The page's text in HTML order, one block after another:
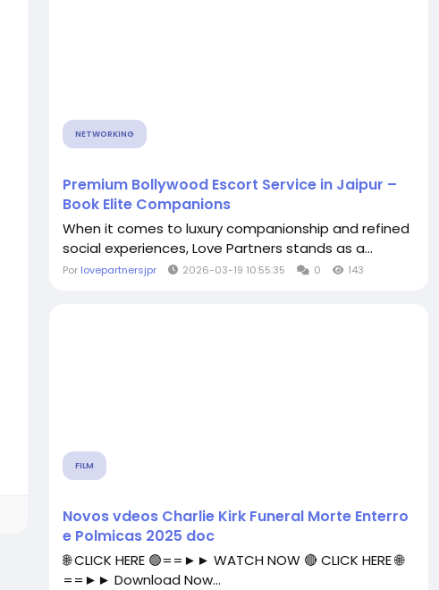
NETWORKING
Premium Bollywood Escort Service in Jaipur –
Book Elite Companions
When it comes to luxury companionship and refined
social experiences, Love Partners stands as a...
Por lovepartnersjpr 2026-03-19 10:55:35 0 143
FILM
Novos vdeos Charlie Kirk Funeral Morte Enterro
e Polmicas 2025 doc
🌐 CLICK HERE 🟢==►► WATCH NOW 🔴 CLICK HERE 🌐
==►► Download Now...